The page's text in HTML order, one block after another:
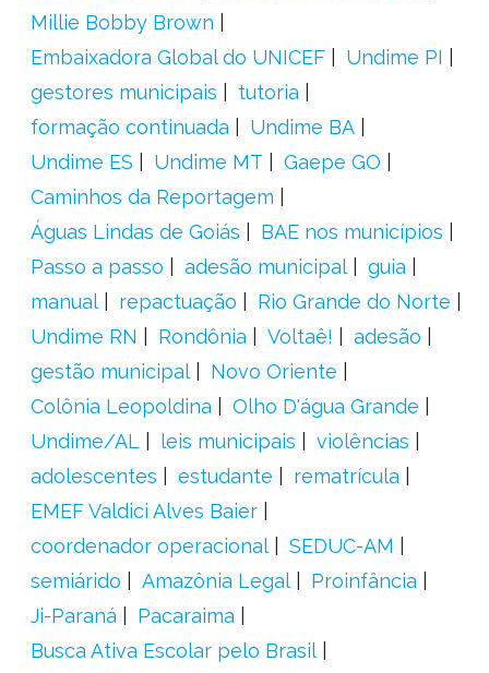
Millie Bobby Brown
Embaixadora Global do UNICEF
Undime PI
gestores municipais
tutoria
formação continuada
Undime BA
Undime ES
Undime MT
Gaepe GO
Caminhos da Reportagem
Águas Lindas de Goiás
BAE nos municípios
Passo a passo
adesão municipal
guia
manual
repactuação
Rio Grande do Norte
Undime RN
Rondônia Voltaê!
adesão
gestão municipal
Novo Oriente
Colônia Leopoldina
Olho D'água Grande
Undime/AL
leis municipais
violências
adolescentes
estudante
rematrícula
EMEF Valdici Alves Baier
coordenador operacional
SEDUC-AM
semiárido
Amazônia Legal
Proinfância
Ji-Paraná
Pacaraima
Busca Ativa Escolar pelo Brasil